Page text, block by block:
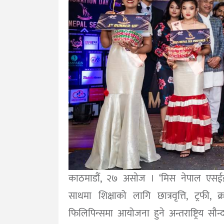
काठमाडौं, २७ असाेज । ‘मिस नेपाल
साथमा शिक्षाको लागि छात्रवृत्ति,
फिलिपिन्समा आयोजना हुने अन्तराष्ट्रिय